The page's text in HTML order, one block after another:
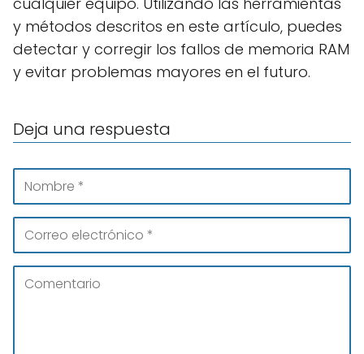
y métodos descritos en este artículo, puedes
detectar y corregir los fallos de memoria RAM
y evitar problemas mayores en el futuro.
Deja una respuesta